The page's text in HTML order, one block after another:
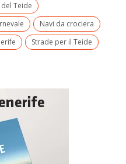
Teide
Navi da crociera
Strade per il Teide